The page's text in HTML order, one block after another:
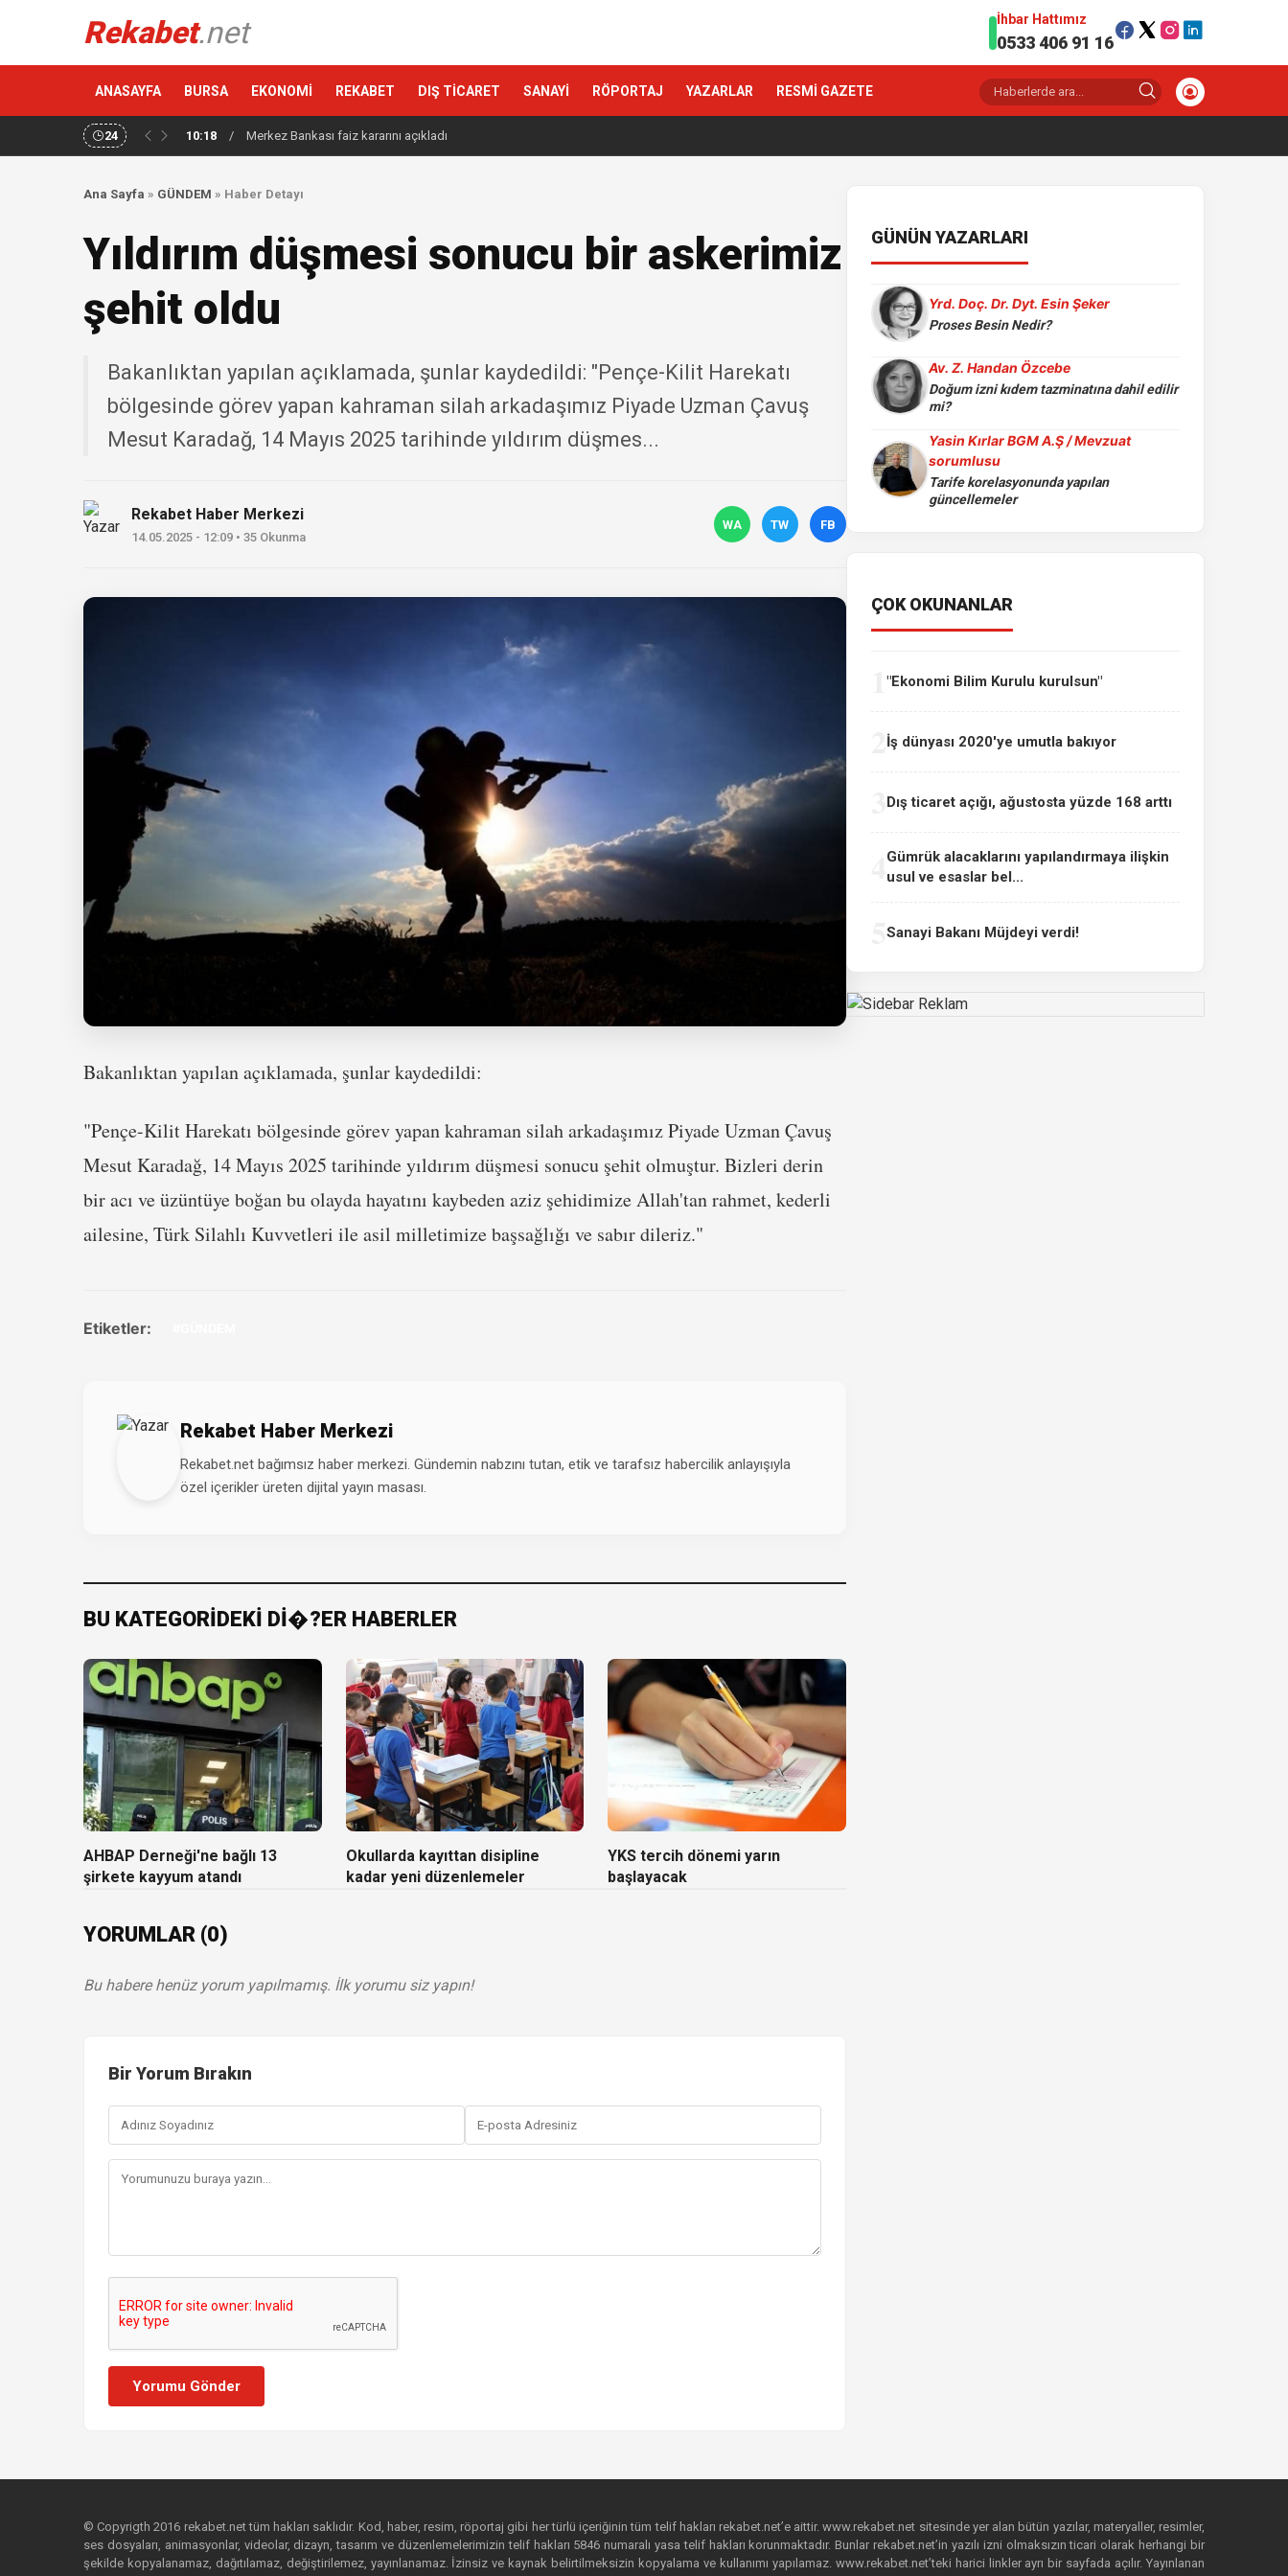
Rekabet.net İhbar Hattımız
0533 406 91 16
ANASAYFA BURSA EKONOMİ REKABET DIŞ TİCARET SANAYİ RÖPORTAJ YAZARLAR RESMİ GAZETE
24 10:18 / Merkez Bankası faiz kararını açıkladı
Ana Sayfa » GÜNDEM » Haber Detayı
Yıldırım düşmesi sonucu bir askerimiz
şehit oldu
Bakanlıktan yapılan açıklamada, şunlar kaydedildi: "Pençe-Kilit Harekatı
bölgesinde görev yapan kahraman silah arkadaşımız Piyade Uzman Çavuş
Mesut Karadağ, 14 Mayıs 2025 tarihinde yıldırım düşmes...
Rekabet Haber Merkezi
14.05.2025 - 12:09 • 35 Okunma
WA TW FB
Bakanlıktan yapılan açıklamada, şunlar kaydedildi:
"Pençe-Kilit Harekatı bölgesinde görev yapan kahraman silah arkadaşımız Piyade Uzman Çavuş
Mesut Karadağ, 14 Mayıs 2025 tarihinde yıldırım düşmesi sonucu şehit olmuştur. Bizleri derin
bir acı ve üzüntüye boğan bu olayda hayatını kaybeden aziz şehidimize Allah'tan rahmet, kederli
ailesine, Türk Silahlı Kuvvetleri ile asil milletimize başsağlığı ve sabır dileriz."
Etiketler:
Rekabet Haber Merkezi
Rekabet.net bağımsız haber merkezi. Gündemin nabzını tutan, etik ve tarafsız habercilik anlayışıyla
özel içerikler üreten dijital yayın masası.
BU KATEGORİDEKİ Dİ�?ER HABERLER
AHBAP Derneği'ne bağlı 13
şirkete kayyum atandı
Okullarda kayıttan disipline
kadar yeni düzenlemeler
YKS tercih dönemi yarın
başlayacak
YORUMLAR (0)
Bu habere henüz yorum yapılmamış. İlk yorumu siz yapın!
Bir Yorum Bırakın
Yorumu Gönder
GÜNÜN YAZARLARI
Yrd. Doç. Dr. Dyt. Esin Şeker
Proses Besin Nedir?
Av. Z. Handan Özcebe
Doğum izni kıdem tazminatına dahil edilir
mi?
Yasin Kırlar BGM A.Ş / Mevzuat
sorumlusu
Tarife korelasyonunda yapılan
güncellemeler
ÇOK OKUNANLAR
"Ekonomi Bilim Kurulu kurulsun"
İş dünyası 2020'ye umutla bakıyor
Dış ticaret açığı, ağustosta yüzde 168 arttı
Gümrük alacaklarını yapılandırmaya ilişkin
usul ve esaslar bel...
Sanayi Bakanı Müjdeyi verdi!
© Copyrigth 2016 rekabet.net tüm hakları saklıdır. Kod, haber, resim, röportaj gibi her türlü içeriğinin tüm telif hakları rekabet.net’e aittir. www.rekabet.net sitesinde yer alan bütün yazılar, materyaller, resimler,
ses dosyaları, animasyonlar, videolar, dizayn, tasarım ve düzenlemelerimizin telif hakları 5846 numaralı yasa telif hakları korunmaktadır. Bunlar rekabet.net’in yazılı izni olmaksızın ticari olarak herhangi bir
şekilde kopyalanamaz, dağıtılamaz, değiştirilemez, yayınlanamaz. İzinsiz ve kaynak belirtilmeksizin kopyalama ve kullanımı yapılamaz. www.rekabet.net’teki harici linkler ayrı bir sayfada açılır. Yayınlanan